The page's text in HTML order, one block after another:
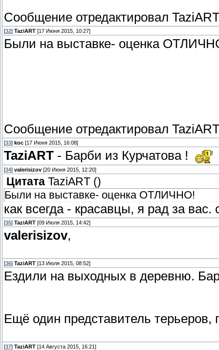
Сообщение отредактировал
[32] TaziART [17 Июня 2015, 10:27]
Были на выставке- оценка
Сообщение отредактировал
[33] koc [17 Июня 2015, 16:08]
TaziART - Барби из Курчатова !
[34] valerisizov [20 Июня 2015, 12:20]
Цитата TaziART ()
Были на выставке- оценка ОТЛИЧНО!
как всегда - красавцы, я рад за
[35] TaziART [09 Июля 2015, 14:42]
valerisizov,
[36] TaziART [13 Июля 2015, 08:52]
Ездили на выходных в деревню.
Ещё один представитель терьеров,
[37] TaziART [14 Августа 2015, 16:21]